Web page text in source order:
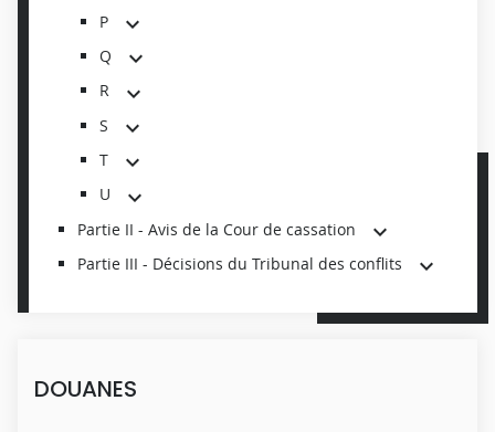
P
Q
R
S
T
U
Partie II - Avis de la Cour de cassation
Partie III - Décisions du Tribunal des conflits
DOUANES